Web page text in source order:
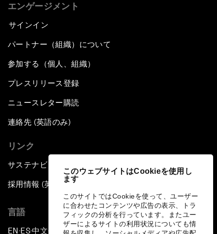
このウェブサイトはCookieを使用し
ます
このサイトではCookieを使って、ユーザー
に合わせたコンテンツや広告の表示、トラ
フィックの分析を行っています。またユー
ザーによるサイトの利用状況についても情
エンゲージメント
サインイン
パートナー（組織）について
参加する（個人、組織）
プレスリリース登録
ニュースレター購読
連絡先 (英語のみ)
リンク
サステナビリティへの取り組み
採用情報 (英語のみ)
言語
EN ▪ES▪中文▪ 日本語